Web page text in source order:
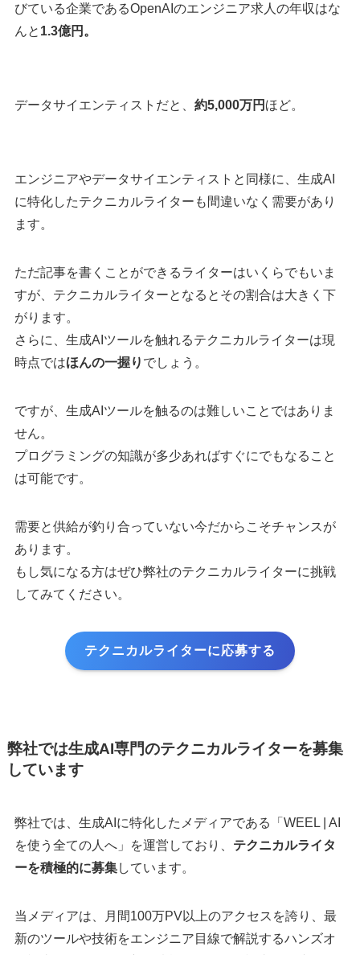
びている企業であるOpenAIのエンジニア求人の年収はな
んと 1.3億円。
データサイエンティストだと、 約5,000万円 ほど。
エンジニアやデータサイエンティストと同様に、生成AI
に特化したテクニカルライターも間違いなく需要があり
ます。
ただ記事を書くことができるライターはいくらでもいま
すが、テクニカルライターとなるとその割合は大きく下
がります。
さらに、生成AIツールを触れるテクニカルライターは現
時点ではほんの一握り でしょう。
ですが、生成AIツールを触るのは難しいことではありま
せん。
プログラミングの知識が多少あればすぐにでもなること
は可能です。
需要と供給が釣り合っていない今だからこそチャンスが
あります。
もし気になる方はぜひ弊社のテクニカルライターに挑戦
してみてください。
テクニカルライターに応募する
弊社では生成AI専門のテクニカルライターを募集
しています
弊社では、生成AIに特化したメディアである「WEEL | AI
を使う全ての人へ」を運営しており、 テクニカルライタ
ーを積極的に募集しています。
当メディアは、月間100万PV以上のアクセスを誇り、最
新のツールや技術をエンジニア目線で解説するハンズオ